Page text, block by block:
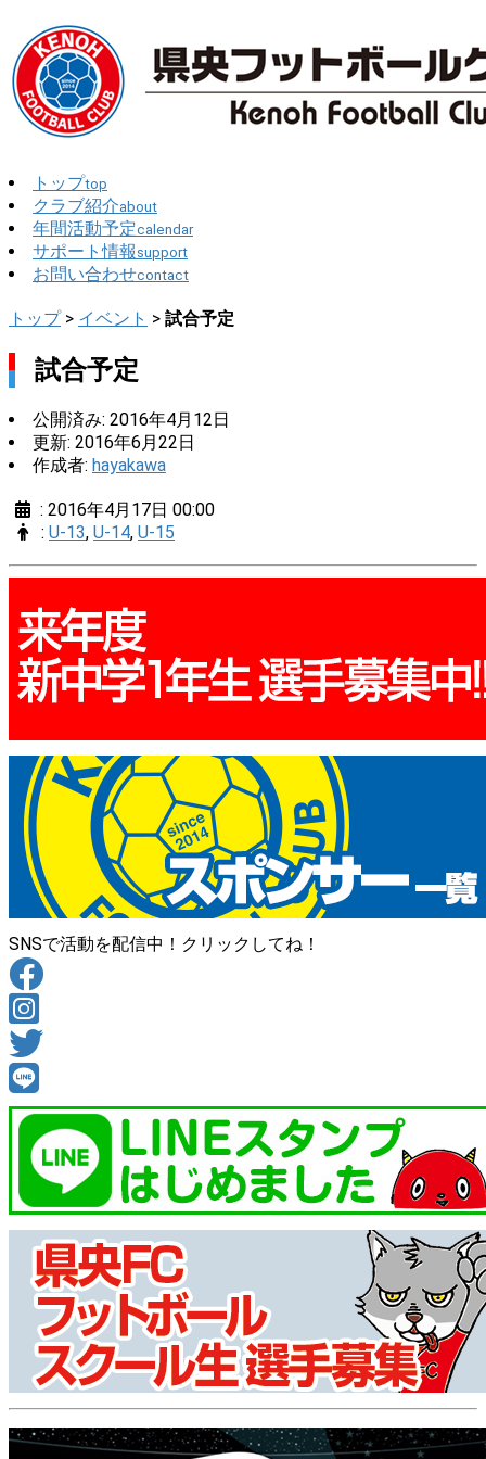
トップtop
クラブ紹介about
年間活動予定calendar
サポート情報 support
お問い合わせcontact
トップ> イベント > 試合予定
試合予定
公開済み: 2016年4月12日
更新: 2016年6月22日
作成者: hayakawa
: 2016年4月17日 00:00
: U-13, U-14, U-15
SNSで活動を配信中！クリックしてね！